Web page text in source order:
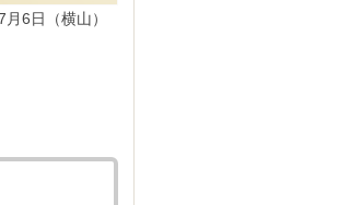
6日（横山）